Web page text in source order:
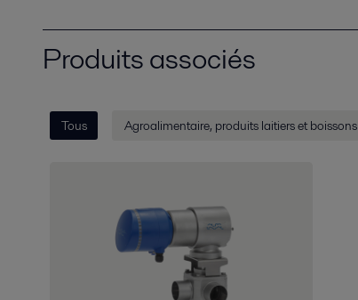
Produits associés
Tous Agroalimentaire, produits laitiers et boissons